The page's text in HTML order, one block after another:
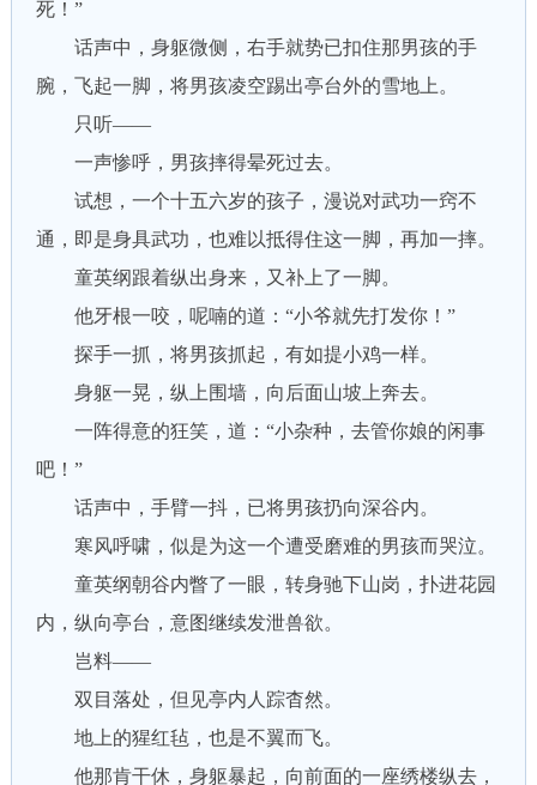
死！”
话声中，身躯微侧，右手就势已扣住那男孩的手
腕，飞起一脚，将男孩凌空踢出亭台外的雪地上。
只听——
一声惨呼，男孩摔得晕死过去。
试想，一个十五六岁的孩子，漫说对武功一窍不
通，即是身具武功，也难以抵得住这一脚，再加一摔。
童英纲跟着纵出身来，又补上了一脚。
他牙根一咬，呢喃的道：“小爷就先打发你！”
探手一抓，将男孩抓起，有如提小鸡一样。
身躯一晃，纵上围墙，向后面山坡上奔去。
一阵得意的狂笑，道：“小杂种，去管你娘的闲事
吧！”
话声中，手臂一抖，已将男孩扔向深谷内。
寒风呼啸，似是为这一个遭受磨难的男孩而哭泣。
童英纲朝谷内瞥了一眼，转身驰下山岗，扑进花园
内，纵向亭台，意图继续发泄兽欲。
岂料——
双目落处，但见亭内人踪杳然。
地上的猩红毡，也是不翼而飞。
他那肯干休，身躯暴起，向前面的一座绣楼纵去，